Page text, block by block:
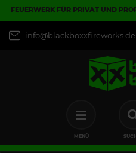
FEUERWERK FÜR PRIVAT UND
info@blackboxxfireworks.de
MENÜ